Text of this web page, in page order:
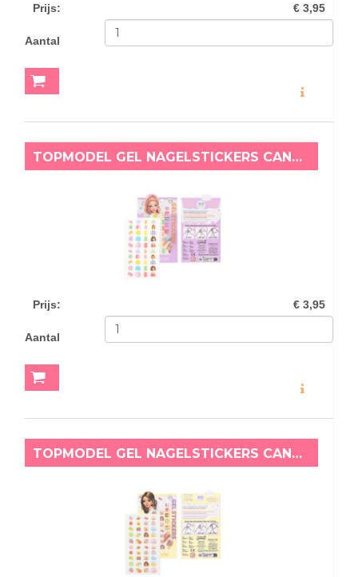
Prijs: € 3,95
Aantal
TOPMODEL GEL NAGELSTICKERS CANDY GLAM CHRISTY
Prijs: € 3,95
Aantal
TOPMODEL GEL NAGELSTICKERS CANDY GLAM TALITA